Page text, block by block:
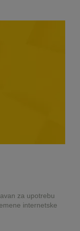
za upotrebu
internetske